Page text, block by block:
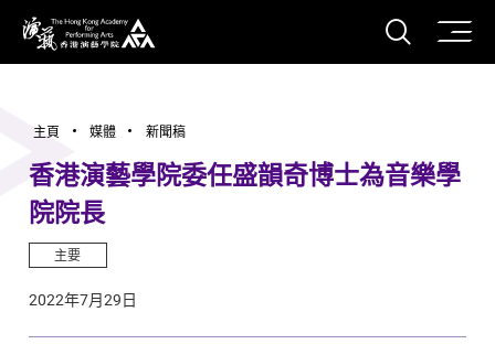
香港演藝學院
打開
主頁 媒體 新聞稿
香港演藝學院委任盛韻奇博士為音樂學
院院長
主要
2022年7月29日